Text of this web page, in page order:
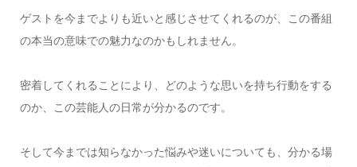
ゲストを今までよりも近いと感じさせてくれるのが、この番組
の本当の意味での魅力なのかもしれません。
密着してくれることにより、どのような思いを持ち行動をする
のか、この芸能人の日常が分かるのです。
そして今までは知らなかった悩みや迷いについても、分かる場